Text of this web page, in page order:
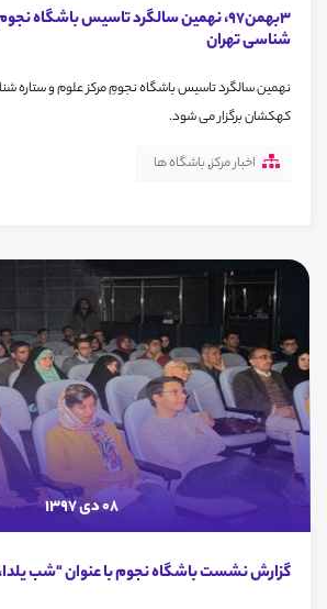
3بهمن97، نهمین سالگرد تاسیس باشگاه
شناسی تهران
نهمین سالگرد تاسیس باشگاه نجومِ مرکز علوم و ستاره
کهکشان برگزار می شود.
اخبار مرکز,باشگاه ها
08 دی 1397
گزارش نشست باشگاه نجوم با عنوان "شب